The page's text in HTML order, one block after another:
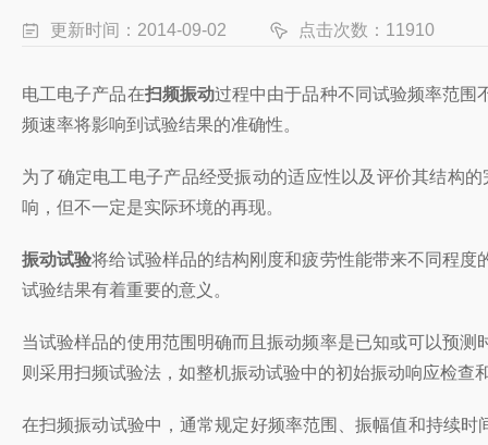
更新时间：2014-09-02 点击次数：11910
电工电子产品在扫频振动过程中由于品种不同试验频率范围
频速率将影响到试验结果的准确性。
为了确定电工电子产品经受振动的适应性以及评价其结构
响，但不一定是实际环境的再现。
振动试验将给试验样品的结构刚度和疲劳性能带来不同程
试验结果有着重要的意义。
当试验样品的使用范围明确而且振动频率是已知或可以预
则采用扫频试验法，如整机振动试验中的初始振动响应检查
在扫频振动试验中，通常规定好频率范围、振幅值和持续